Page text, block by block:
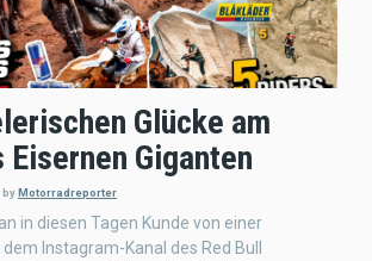
Glücke am
Eisernen Giganten
byMotorradreporter
in diesen Tagen Kunde von einer
Instagram-Kanal des Red Bull